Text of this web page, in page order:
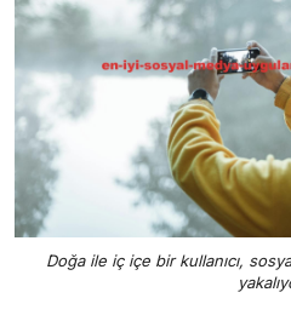
Doğa ile iç içe bir kullanıcı,